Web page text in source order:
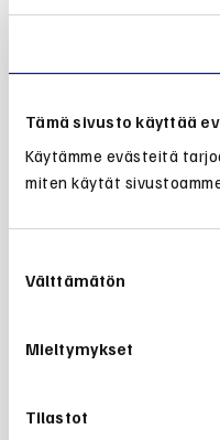
Tämä sivusto käyttää
Käytämme evästeitä
miten käytät
valinta
Välttämätön
Mieltymykset
Tilastot